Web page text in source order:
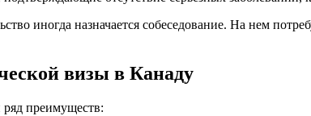
иногда назначается собеседование. На нем
визы в Канаду
ряд преимуществ: